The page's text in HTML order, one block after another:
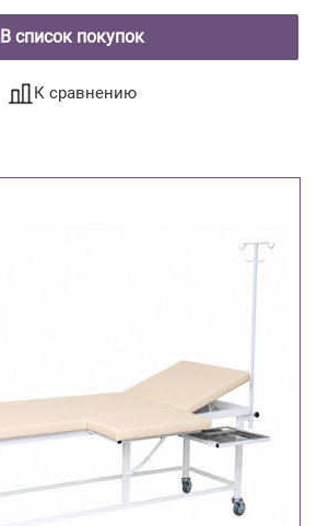
В список покупок
К сравнению